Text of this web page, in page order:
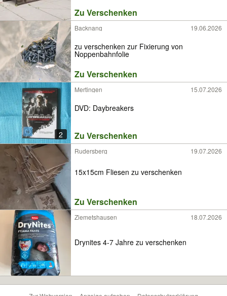
Zu Verschenken
Backnang 19.06.2026
zu verschenken zur Fixierung von
Noppenbahnfolie
Zu Verschenken
2
Mertingen 15.07.2026
DVD: Daybreakers
Zu Verschenken
Rudersberg 19.07.2026
15x15cm Fliesen zu verschenken
Zu Verschenken
Ziemetshausen 18.07.2026
Drynites 4-7 Jahre zu verschenken